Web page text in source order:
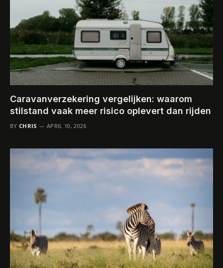
Caravanverzekering vergelijken: waarom
stilstand vaak meer risico oplevert dan rijden
BY CHRIS APRIL 10, 2026